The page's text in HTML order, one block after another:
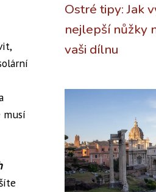
musí
Ostré tipy: Jak
nejlepší nůžky
vaši dílnu